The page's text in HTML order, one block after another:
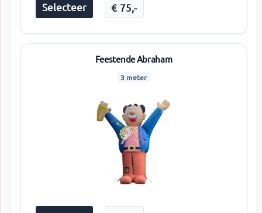
Selecteer € 75,-
Feestende Abraham
3 meter